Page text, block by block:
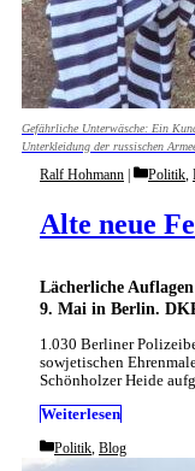
Gefährliche Unterwäsche: Ein
Unterkleidung der russischen
Lächerliche
9. Mai in Berlin.
Alte neue
Ralf Hohmann Politik,
1.030 Berliner
sowjetischen
Schönholzer Heide
Weiterlesen
Categories
Politik, Blog